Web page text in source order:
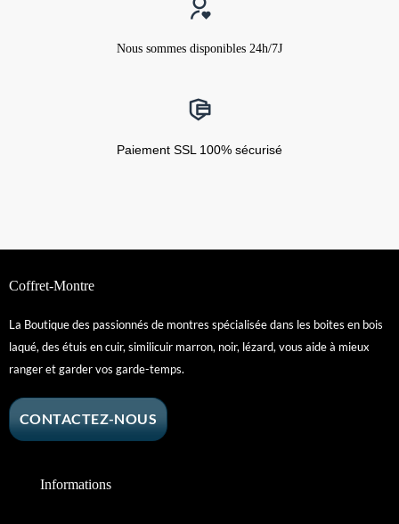
Nous sommes disponibles 24h/7J
Paiement SSL 100% sécurisé
Coffret-Montre
La Boutique des passionnés de montres spécialisée dans les boites en bois
laqué, des étuis en cuir, similicuir marron, noir, lézard, vous aide à mieux
ranger et garder vos garde-temps.
CONTACTEZ-NOUS
Informations